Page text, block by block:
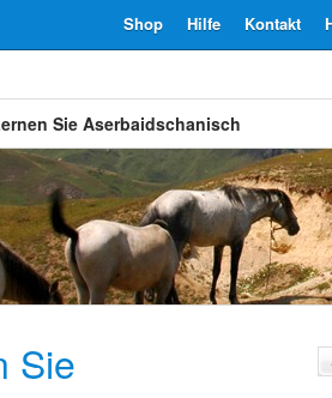
Kontakt
Hilfe
Shop
Sie Aserbaidschanisch
Sie